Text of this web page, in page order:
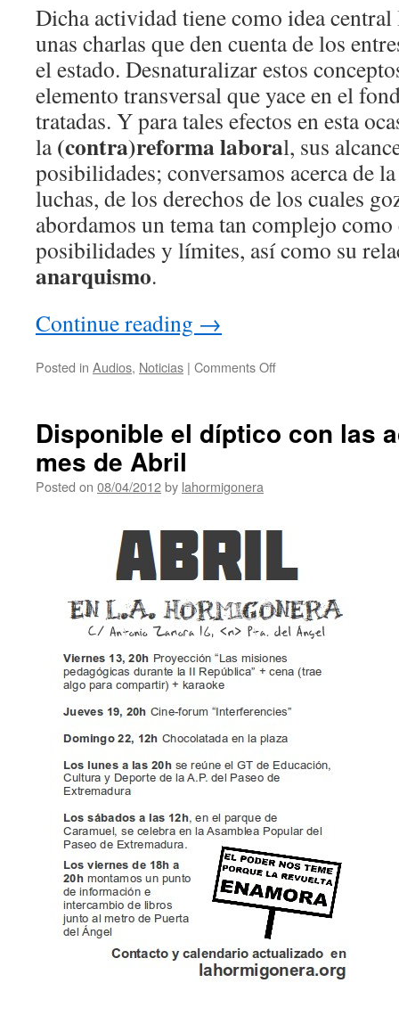
Dicha actividad tiene como idea
unas charlas que den cuenta de los
el estado. Desnaturalizar estos
elemento transversal que yace en el
tratadas. Y para tales efectos en esta
la(contra)reforma laboral, sus
posibilidades; conversamos acerca de
luchas, de los derechos de los cuales
abordamos un tema tan complejo
posibilidades y límites, así como su
anarquismo.
Continue reading →
Posted in Audios, Noticias | Comments Off
Disponible el díptico con las
mes de Abril
Posted on 08/04/2012by lahormigonera